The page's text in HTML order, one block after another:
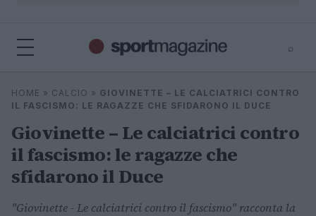
⌕
Cerca
⌕ ×
HOME » CALCIO » GIOVINETTE – LE CALCIATRICI CONTRO
IL FASCISMO: LE RAGAZZE CHE SFIDARONO IL DUCE
Giovinette – Le calciatrici contro
il fascismo: le ragazze che
sfidarono il Duce
"Giovinette - Le calciatrici contro il fascismo" racconta la